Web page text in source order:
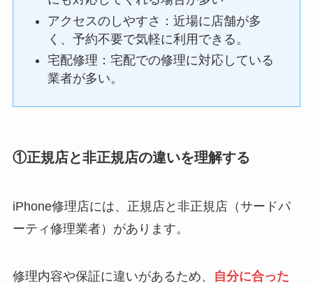
アクセスのしやすさ：近場に店舗が多
く、予約不要で気軽に利用できる。
宅配修理：宅配での修理に対応している
業者が多い。
①正規店と非正規店の違いを理解する
iPhone修理店には、正規店と非正規店（サードパ
ーティ修理業者）があります。
修理内容や保証に違いがあるため、
自分に合った